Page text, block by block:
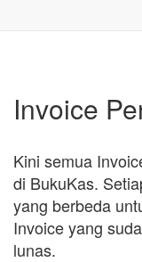
Invoice
Kini semua
di BukuKas.
yang berbeda
Invoice yang
lunas.